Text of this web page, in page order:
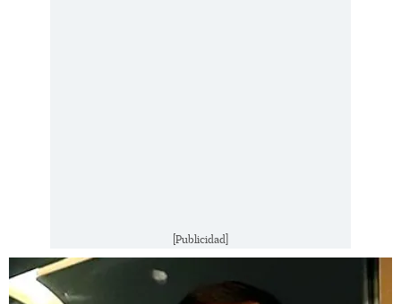
[Publicidad]